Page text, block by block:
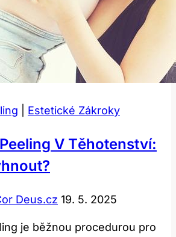
Estetické Zákroky
V Těhotenství:
Deus.cz 19. 5. 2025
je běžnou procedurou pro